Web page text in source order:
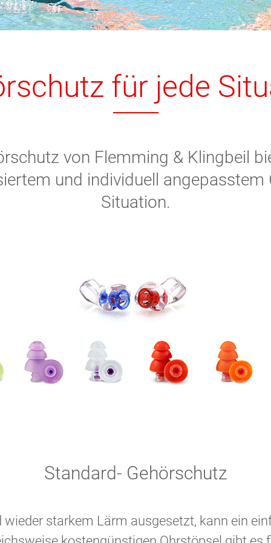
für jede
von Flemming & Klingbeil
und individuell
Situation.
Standard- Gehörschutz
wieder starkem Lärm ausgesetzt, kann ein